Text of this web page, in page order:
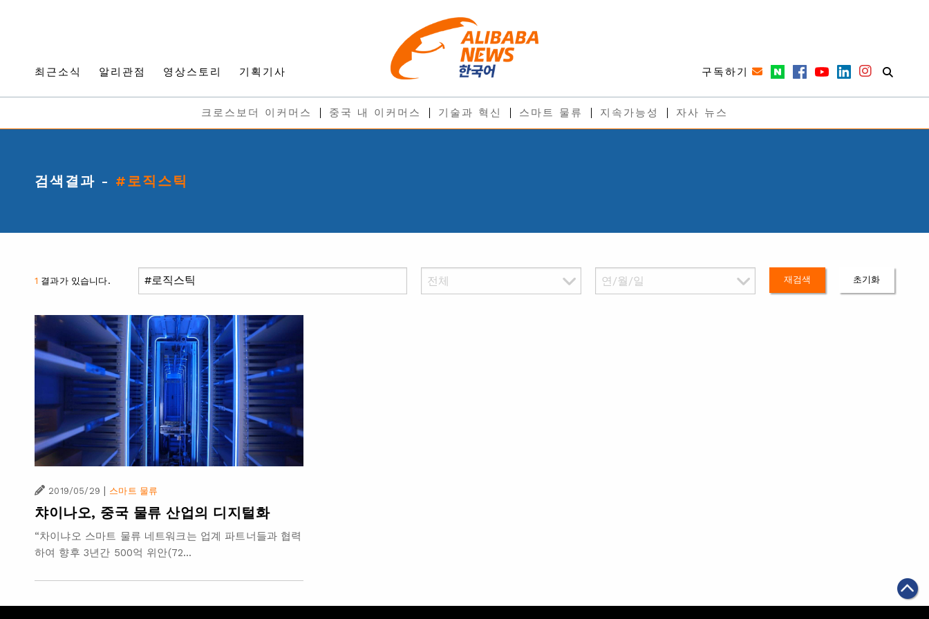
최근소식 알리관점 영상스토리 기획기사 구독하기
크로스보더 이커머스 중국 내 이커머스 기술과 혁신 스마트 물류 지속가능성 자사 뉴스
검색결과 - #로직스틱
1 결과가 있습니다. 재검색 초기화
2019/05/29 | 스마트 물류
챠이나오, 중국 물류 산업의 디지털화
“차이냐오 스마트 물류 네트워크는 업계 파트너들과 협력
하여 향후 3년간 500억 위안(72...